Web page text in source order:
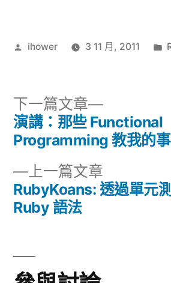
作
ihower 3 11 月, 2011
文
導
覽
上一篇文章
一
RubyKoans: 透過單元
Ruby 語法
下一篇文章
下
一
篇
演講：那些 Functional
Programming 教我的事